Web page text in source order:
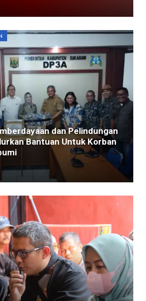
dan Pelindungan
Bantuan Untuk Korban